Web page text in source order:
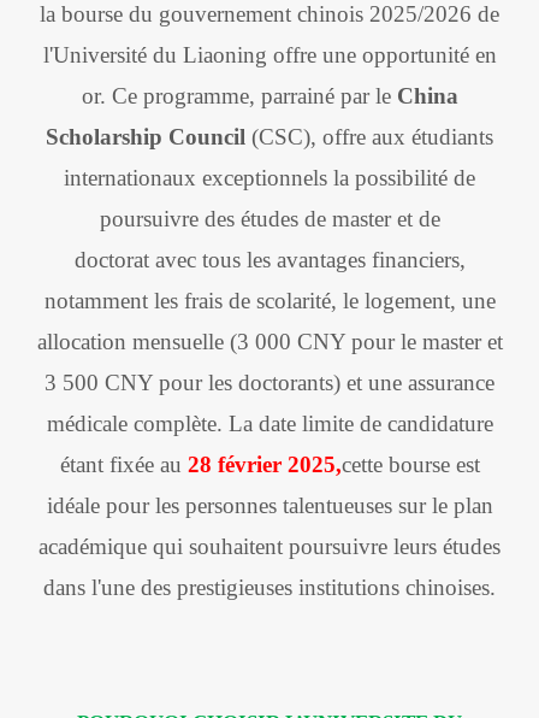
la bourse du gouvernement chinois 2025/2026 de
l'Université du Liaoning offre une opportunité en
or. Ce programme, parrainé par le China
Scholarship Council (CSC), offre aux étudiants
internationaux exceptionnels la possibilité de
poursuivre des études de master et de
doctorat avec tous les avantages financiers,
notamment les frais de scolarité, le logement, une
allocation mensuelle (3 000 CNY pour le master et
3 500 CNY pour les doctorants) et une assurance
médicale complète. La date limite de candidature
étant fixée au 28 février 2025,cette bourse est
idéale pour les personnes talentueuses sur le plan
académique qui souhaitent poursuivre leurs études
dans l'une des prestigieuses institutions chinoises.